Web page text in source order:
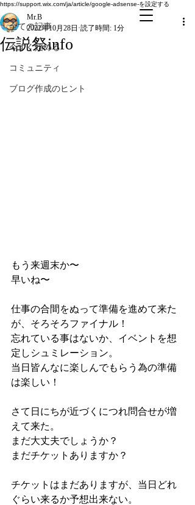
https://support.wix.com/ja/article/google-adsense-を設定する
全ての記事
今すぐ始める
コミュニティ
ブログ作成のヒント
伝説祭info
Mr.B
2022年10月28日 読了時間: 1分
もう来週末か〜
早いね〜
仕事の合間をぬって準備を進めて来た
が、そろそろファイナル！
忘れている事はないか、イベントを想
定しシュミレーション。
当日皆んなに楽しんでもらう為の準備
は楽しい！
さて日にちが近づくにつれ問合せが増
えて来た。
まだ大丈夫でしょうか？
まだチケットありますか？
チケットはまだありますが、当日どれ
ぐらい来るか予想出来ない。